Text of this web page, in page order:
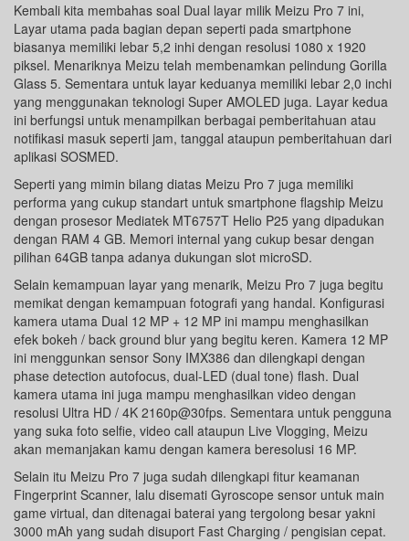
Kembali kita membahas soal Dual layar milik Meizu Pro 7 ini,
Layar utama pada bagian depan seperti pada smartphone
biasanya memiliki lebar 5,2 inhi dengan resolusi 1080 x 1920
piksel. Menariknya Meizu telah membenamkan pelindung Gorilla
Glass 5. Sementara untuk layar keduanya memiliki lebar 2,0 inchi
yang menggunakan teknologi Super AMOLED juga. Layar kedua
ini berfungsi untuk menampilkan berbagai pemberitahuan atau
notifikasi masuk seperti jam, tanggal ataupun pemberitahuan dari
aplikasi SOSMED.
Seperti yang mimin bilang diatas Meizu Pro 7 juga memiliki
performa yang cukup standart untuk smartphone flagship Meizu
dengan prosesor Mediatek MT6757T Helio P25 yang dipadukan
dengan RAM 4 GB. Memori internal yang cukup besar dengan
pilihan 64GB tanpa adanya dukungan slot microSD.
Selain kemampuan layar yang menarik, Meizu Pro 7 juga begitu
memikat dengan kemampuan fotografi yang handal. Konfigurasi
kamera utama Dual 12 MP + 12 MP ini mampu menghasilkan
efek bokeh / back ground blur yang begitu keren. Kamera 12 MP
ini menggunkan sensor Sony IMX386 dan dilengkapi dengan
phase detection autofocus, dual-LED (dual tone) flash. Dual
kamera utama ini juga mampu menghasilkan video dengan
resolusi Ultra HD / 4K 2160p@30fps. Sementara untuk pengguna
yang suka foto selfie, video call ataupun Live Vlogging, Meizu
akan memanjakan kamu dengan kamera beresolusi 16 MP.
Selain itu Meizu Pro 7 juga sudah dilengkapi fitur keamanan
Fingerprint Scanner, lalu disemati Gyroscope sensor untuk main
game virtual, dan ditenagai baterai yang tergolong besar yakni
3000 mAh yang sudah disuport Fast Charging / pengisian cepat.